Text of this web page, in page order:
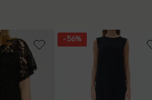
- 56%